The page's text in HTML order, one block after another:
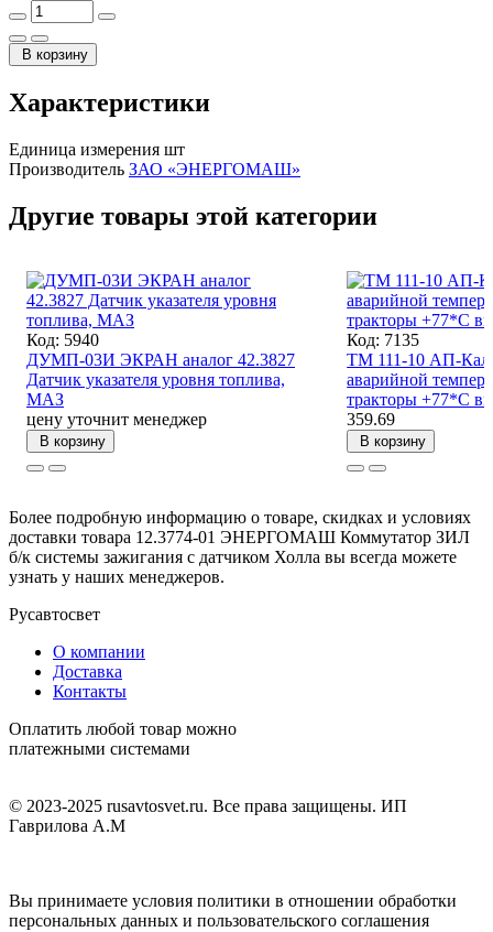
В корзину
Характеристики
Единица измерения шт
Производитель ЗАО «ЭНЕРГОМАШ»
Другие товары этой категории
Код: 5940
ДУМП-03И ЭКРАН аналог 42.3827
Датчик указателя уровня топлива,
МАЗ
цену уточнит менеджер
В корзину
Код: 7135
ТМ 111-10 АП-
аварийной
тракторы +77*С
359.69
В корзину
Более подробную информацию о товаре, скидках и условиях
доставки товара 12.3774-01 ЭНЕРГОМАШ Коммутатор ЗИЛ
б/к системы зажигания с датчиком Холла вы всегда можете
узнать у наших менеджеров.
Русавтосвет
О компании
Доставка
Контакты
Оплатить любой товар можно
платежными системами
© 2023-2025 rusavtosvet.ru. Все права защищены. ИП
Гаврилова А.М
Вы принимаете условия политики в отношении обработки
персональных данных и пользовательского соглашения